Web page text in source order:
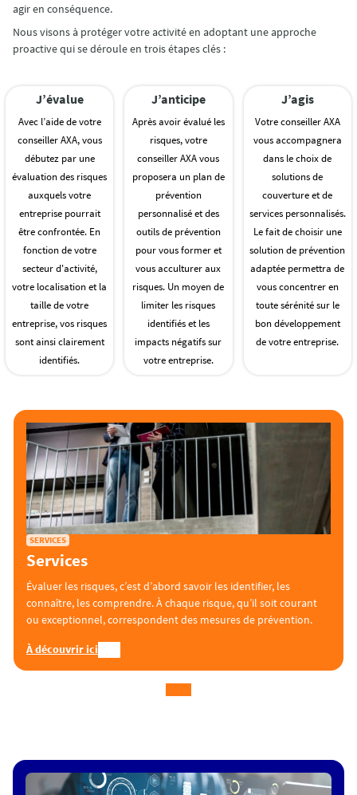
agir en conséquence.
Nous visons à protéger votre activité en adoptant une approche
proactive qui se déroule en trois étapes clés :
J’évalue
Avec l’aide de votre
conseiller AXA, vous
débutez par une
évaluation des risques
auxquels votre
entreprise pourrait
être confrontée. En
fonction de votre
secteur d'activité,
votre localisation et la
taille de votre
entreprise, vos risques
sont ainsi clairement
identifiés.
J’anticipe
Après avoir évalué les
risques, votre
conseiller AXA vous
proposera un plan de
prévention
personnalisé et des
outils de prévention
pour vous former et
vous acculturer aux
risques. Un moyen de
limiter les risques
identifiés et les
impacts négatifs sur
votre entreprise.
J’agis
Votre conseiller AXA
vous accompagnera
dans le choix de
solutions de
couverture et de
services personnalisés.
Le fait de choisir une
solution de prévention
adaptée permettra de
vous concentrer en
toute sérénité sur le
bon développement
de votre entreprise.
SERVICES
Services
Évaluer les risques, c’est d’abord savoir les identifier, les
connaître, les comprendre. À chaque risque, qu’il soit courant
ou exceptionnel, correspondent des mesures de prévention.
À découvrir ici